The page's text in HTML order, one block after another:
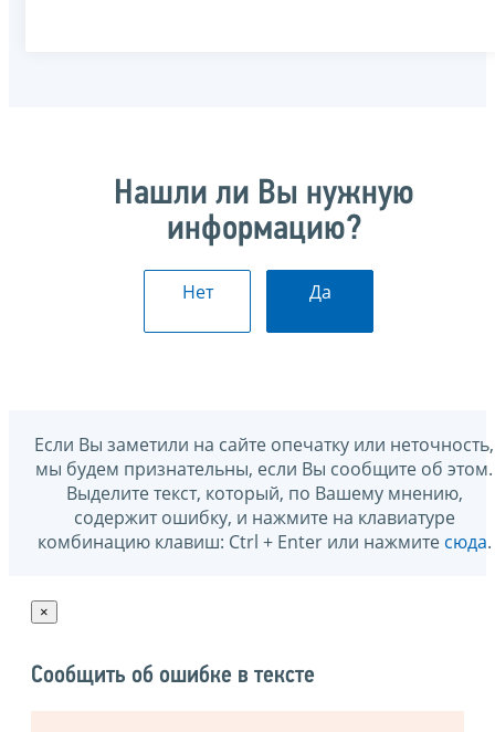
Нашли ли Вы нужную
информацию?
Нет Да
Если Вы заметили на сайте опечатку или неточность,
мы будем признательны, если Вы сообщите об этом.
Выделите текст, который, по Вашему мнению,
содержит ошибку, и нажмите на клавиатуре
комбинацию клавиш: Ctrl + Enter или нажмите сюда.
×
Сообщить об ошибке в тексте